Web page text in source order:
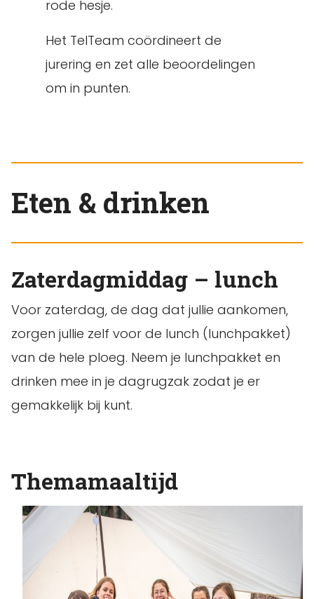
rode hesje.
Het TelTeam coördineert de
jurering en zet alle beoordelingen
om in punten.
Eten & drinken
Zaterdagmiddag – lunch
Voor zaterdag, de dag dat jullie aankomen,
zorgen jullie zelf voor de lunch (lunchpakket)
van de hele ploeg. Neem je lunchpakket en
drinken mee in je dagrugzak zodat je er
gemakkelijk bij kunt.
Themamaaltijd